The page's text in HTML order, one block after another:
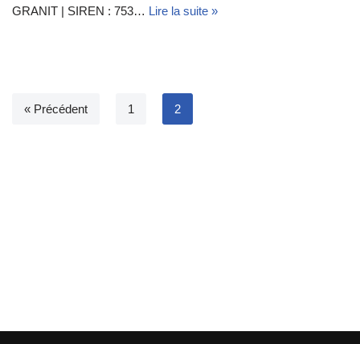
GRANIT | SIREN : 753… Lire la suite »
« Précédent 1 2